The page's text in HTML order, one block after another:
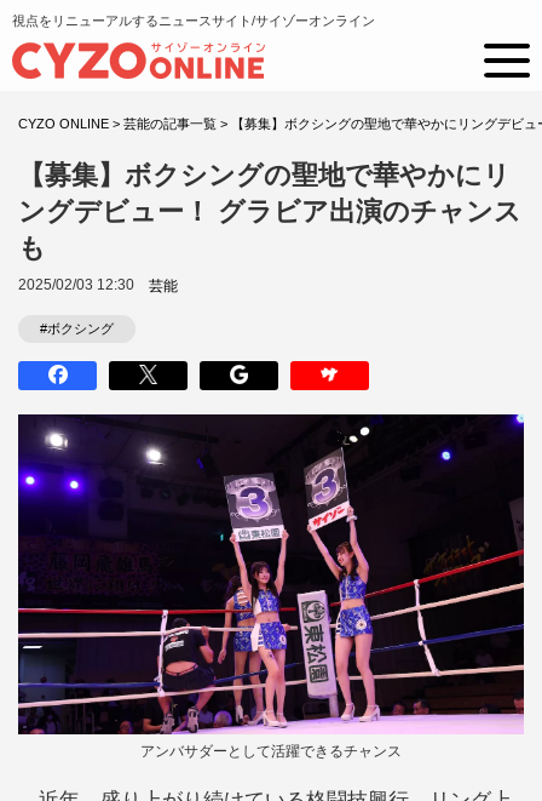
視点をリニューアルするニュースサイト/サイゾーオンライン
CYZO ONLINE > 芸能の記事一覧 > 【募集】ボクシングの聖地で華やかにリングデビ
【募集】ボクシングの聖地で華やかにリ
ングデビュー！ グラビア出演のチャンス
も
2025/02/03 12:30 芸能
#ボクシング
アンバサダーとして活躍できるチャンス